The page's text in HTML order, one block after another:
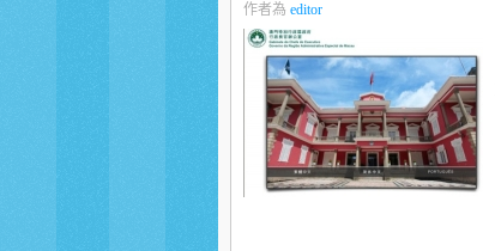
作者為 editor